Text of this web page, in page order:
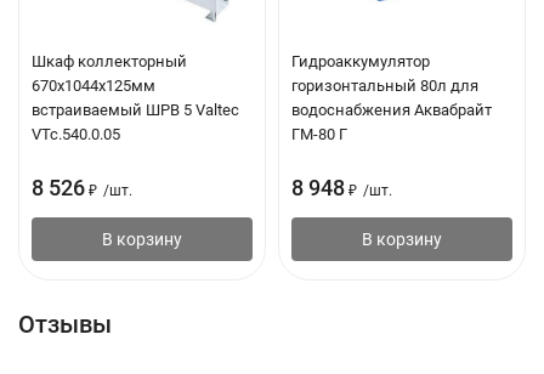
Шкаф коллекторный
670х1044х125мм
встраиваемый ШРВ 5 Valtec
VTc.540.0.05
8 526 ₽ /шт.
В корзину
Гидроаккумулятор
горизонтальный 80л для
водоснабжения Аквабрайт
ГМ-80 Г
8 948 ₽ /шт.
В корзину
Отзывы